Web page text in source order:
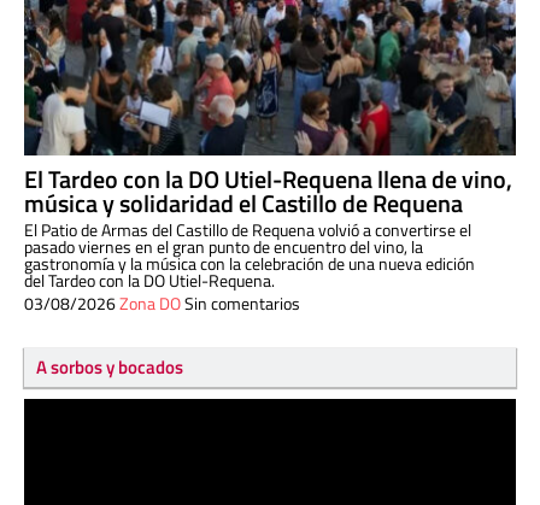
El Tardeo con la DO Utiel-Requena llena de vino,
música y solidaridad el Castillo de Requena
El Patio de Armas del Castillo de Requena volvió a convertirse el
pasado viernes en el gran punto de encuentro del vino, la
gastronomía y la música con la celebración de una nueva edición
del Tardeo con la DO Utiel-Requena.
03/08/2026Zona DOSin comentarios
A sorbos y bocados